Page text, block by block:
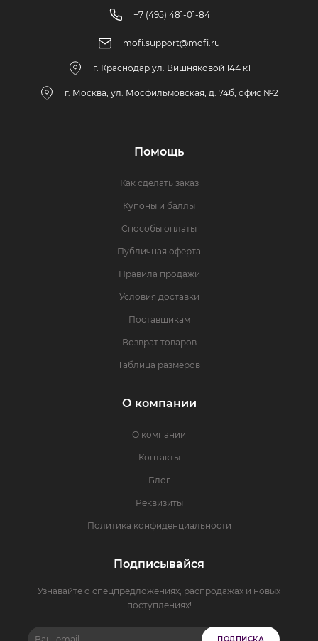
+7 (495) 481-01-84
mofi.support@mofi.ru
г. Краснодар ул. Вишняковой 144 к1
г. Москва, ул. Мосфильмовская, д. 74б, офис №2
Помощь
Как сделать заказ
Купоны и баллы
Способы оплаты
Публичная оферта
Правила продажи
Условия доставки
Поставщикам
Возврат товаров
Таблица размеров
О компании
О компании
Контакты
Блог
Реквизиты
Политика конфиденциальности
Подписывайся
Узнавайте о спецпредложениях, распродажах и новых
поступлениях!
ПОДПИСКА